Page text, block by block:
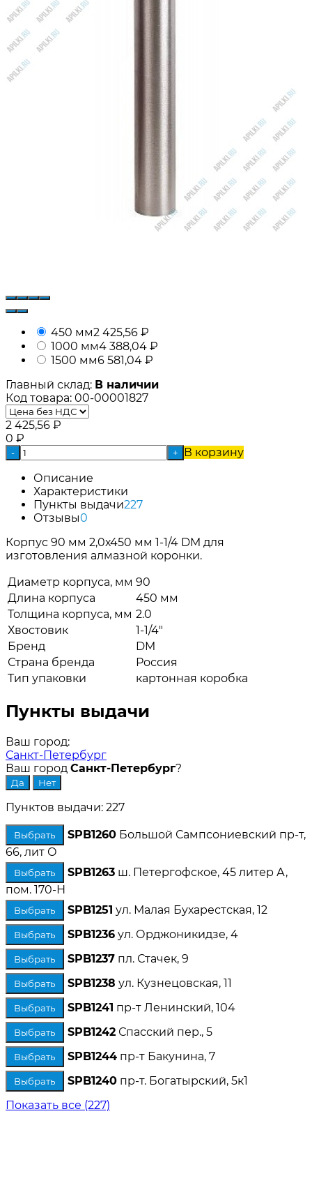
450 мм2 425,56 ₽
1000 мм4 388,04 ₽
1500 мм6 581,04 ₽
Главный склад: В наличии
Код товара: 00-00001827
2 425,56 ₽
0 ₽
- +
В корзину
Описание
Характеристики
Пункты выдачи227
Отзывы0
Корпус 90 мм 2,0х450 мм 1-1/4 DM для
изготовления алмазной коронки.
Диаметр корпуса, мм 90
Длина корпуса
450 мм
Толщина корпуса, мм 2.0
Хвостовик
1-1/4"
Бренд
DM
Страна бренда
Россия
Тип упаковки
картонная коробка
Пункты выдачи
Ваш город:
Санкт-Петербург
Ваш город Санкт-Петербург?
Пунктов выдачи: 227
Выбрать SPB1260 Большой Сампсониевский пр-т,
66, лит О
Выбрать SPB1263 ш. Петергофское, 45 литер А,
пом. 170-Н
Выбрать SPB1251 ул. Малая Бухарестская, 12
Выбрать SPB1236 ул. Орджоникидзе, 4
Выбрать SPB1237 пл. Стачек, 9
Выбрать SPB1238 ул. Кузнецовская, 11
Выбрать SPB1241 пр-т Ленинский, 104
Выбрать SPB1242 Спасский пер., 5
Выбрать SPB1244 пр-т Бакунина, 7
Выбрать SPB1240 пр-т. Богатырский, 5к1
Показать все (227)